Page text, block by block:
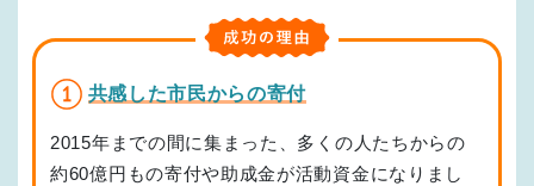
共感した市民からの寄付
2015年までの間に集まった、多くの人たちからの
約60億円もの寄付や助成金が活動資金になりまし